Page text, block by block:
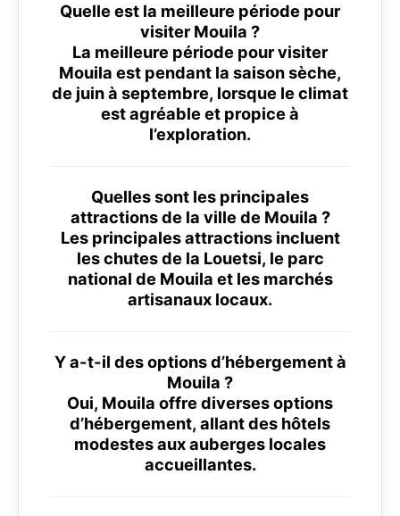
Quelle est la meilleure période pour
visiter Mouila ?
La meilleure période pour visiter
Mouila est pendant la saison sèche,
de juin à septembre, lorsque le climat
est agréable et propice à
l’exploration.
Quelles sont les principales
attractions de la ville de Mouila ?
Les principales attractions incluent
les chutes de la Louetsi, le parc
national de Mouila et les marchés
artisanaux locaux.
Y a-t-il des options d’hébergement à
Mouila ?
Oui, Mouila offre diverses options
d’hébergement, allant des hôtels
modestes aux auberges locales
accueillantes.